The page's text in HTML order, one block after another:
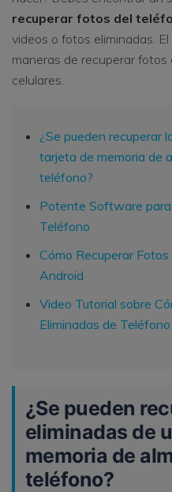
recuperar fotos del
videos o fotos eliminadas.
maneras de recuperar
celulares.
¿Se pueden recuperar
tarjeta de memoria de
teléfono?
Potente Software
Teléfono
Cómo Recuperar
Android
Video Tutorial sobre
Eliminadas de
¿Se pueden
eliminadas de
memoria de
teléfono?